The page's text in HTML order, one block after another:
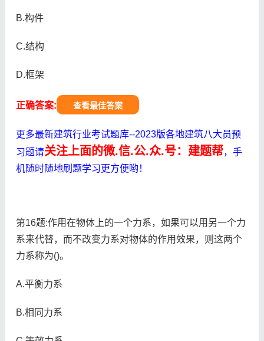
B.构件
C.结构
D.框架
正确答案: 查看最佳答案
更多最新建筑行业考试题库--2023版各地建筑八大员预
习题请关注上面的微.信.公.众.号：建题帮，手
机随时随地刷题学习更方便哟！
第16题:作用在物体上的一个力系，如果可以用另一个力
系来代替，而不改变力系对物体的作用效果，则这两个
力系称为()。
A.平衡力系
B.相同力系